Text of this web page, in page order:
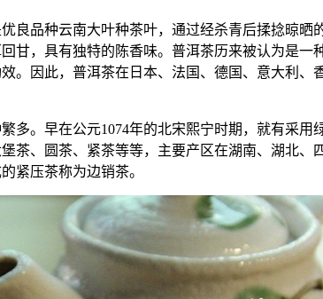
良品种云南大叶种茶叶，通过经杀青后揉捻晾
甘，具有独特的陈香味。普洱茶历来被认为是
因此，普洱茶在日本、法国、德国、意大利、
多。早在公元1074年的北宋熙宁时期，就有采
茶、圆茶、紧茶等等，主要产区在湖南、湖北
紧压茶称为边销茶。